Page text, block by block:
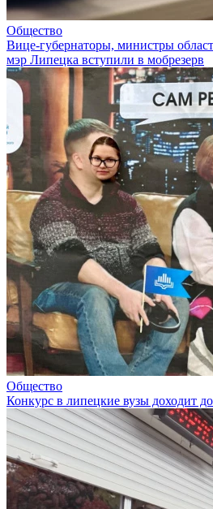
Общество
Вице-губернаторы, министры
мэр Липецка вступили в мобрезерв
Общество
Конкурс в липецкие вузы доходит